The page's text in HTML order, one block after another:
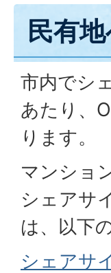
民有
市内でシ
あたり、
ります。
マンショ
シェアサ
は、以下
シェアサ